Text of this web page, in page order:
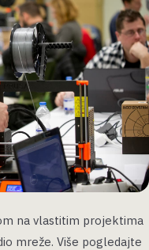
na vlastitim projektima
mreže. Više pogledajte